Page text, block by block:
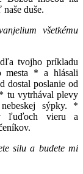
duše.
všetkému
tvojho príkladu
* a hlásali
dostal poslanie od
tu vytrhával plevy
sýpky. *
v ľuďoch vieru a
silu a budete mi